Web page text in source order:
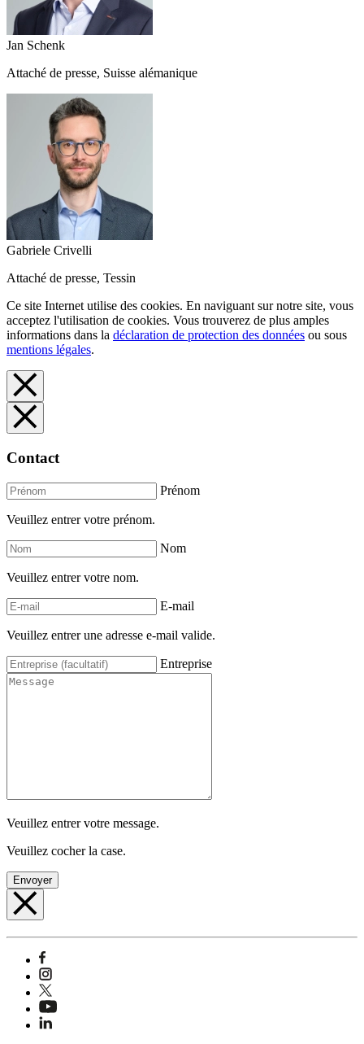
Jan Schenk
Attaché de presse, Suisse alémanique
Gabriele Crivelli
Attaché de presse, Tessin
Ce site Internet utilise des cookies. En naviguant sur notre site, vous
acceptez l'utilisation de cookies. Vous trouverez de plus amples
informations dans la déclaration de protection des données ou sous
mentions légales.
Contact
Prénom
Veuillez entrer votre prénom.
Nom
Veuillez entrer votre nom.
E-mail
Veuillez entrer une adresse e-mail valide.
Entreprise
Veuillez entrer votre message.
Veuillez cocher la case.
Envoyer